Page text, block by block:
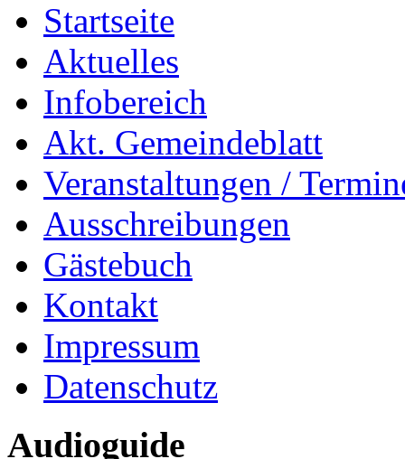
Startseite
Aktuelles
Infobereich
Akt. Gemeindeblatt
Veranstaltungen /
Ausschreibungen
Gästebuch
Kontakt
Impressum
Datenschutz
Audioguide